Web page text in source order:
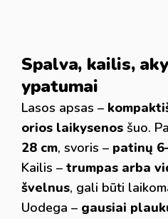
Spalva, kailis,
ypatumai
Lasos apsas –
orios laikysenos šuo.
28 cm, svoris – patinų
Kailis – trumpas arba
švelnus, gali būti
Uodega – gausiai